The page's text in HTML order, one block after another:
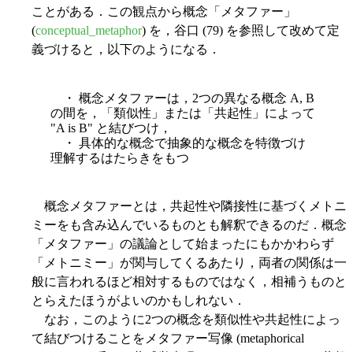
ことがある．この観点から概念「メタファー」
(conceptual_metaphor) を，谷口 (79) を参照して改めて定
義づけると，以下のようになる．
・ 概念メタファーは，2つの異なる概念 A, B
の間を，「類似性」または「共起性」によって
"A is B" と結びつけ，
・ 具体的な概念で抽象的な概念を特徴づけ
理解するはたらきをもつ
概念メタファーとは，共起性や隣接性に基づくメトニ
ミーをも含み込んでいるものとも解釈できるのだ．概念
「メタファー」の議論として始まったにもかかわらず
「メトニミー」が関与してくるあたり，両者の関係は一
般に言われるほど相対するものではなく，相補うものと
とらえたほうがよいのかもしれない．
なお，このように2つの概念を類似性や共起性によっ
て結びつけることをメタファー写像 (metaphorical